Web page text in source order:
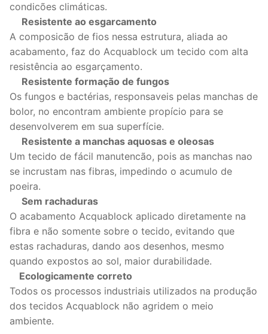
condicões climáticas.
Resistente ao esgarcamento
A composicão de fios nessa estrutura, aliada ao
acabamento, faz do Acquablock um tecido com alta
resistência ao esgarçamento.
Resistente formação de fungos
Os fungos e bactérias, responsaveis pelas manchas de
bolor, no encontram ambiente propício para se
desenvolverem em sua superfície.
Resistente a manchas aquosas e oleosas
Um tecido de fácil manutencão, pois as manchas nao
se incrustam nas fibras, impedindo o acumulo de
poeira.
Sem rachaduras
O acabamento Acquablock aplicado diretamente na
fibra e não somente sobre o tecido, evitando que
estas rachaduras, dando aos desenhos, mesmo
quando expostos ao sol, maior durabilidade.
Ecologicamente correto
Todos os processos industriais utilizados na produção
dos tecidos Acquablock não agridem o meio
ambiente.